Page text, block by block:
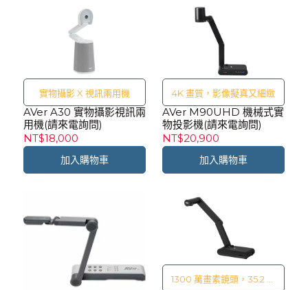
實物攝影 X 視訊兩用機
AVer A30 實物攝影視訊兩
用機(請來電詢問)
NT$18,000
加入購物車
4K 畫質，影像擬真又細緻
AVer M90UHD 機械式實
物投影機(請來電詢問)
NT$20,900
加入購物車
1300 萬畫素鏡頭，35.2 倍